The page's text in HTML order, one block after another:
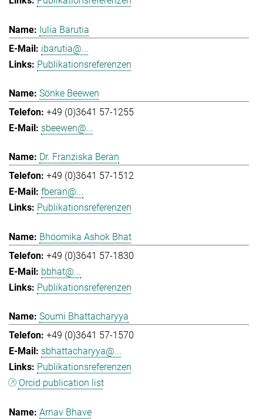
Iulia Barutia
ibarutia@...
Publikationsreferenzen
Sönke Beewen
+49 (0)3641 57-1255
sbeewen@...
Dr. Franziska Beran
+49 (0)3641 57-1512
fberan@...
Publikationsreferenzen
Bhoomika Ashok Bhat
+49 (0)3641 57-1830
bbhat@...
Publikationsreferenzen
Soumi Bhattacharyya
+49 (0)3641 57-1570
sbhattacharyya@...
Publikationsreferenzen
Orcid publication list
Arnav Bhave